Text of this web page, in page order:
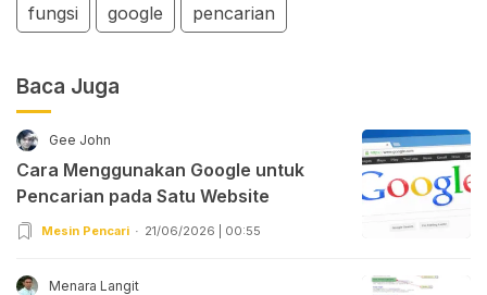
fungsi google pencarian
Baca Juga
Gee John
Cara Menggunakan Google untuk
Pencarian pada Satu Website
Mesin Pencari 21/06/2026 | 00:55
Menara Langit